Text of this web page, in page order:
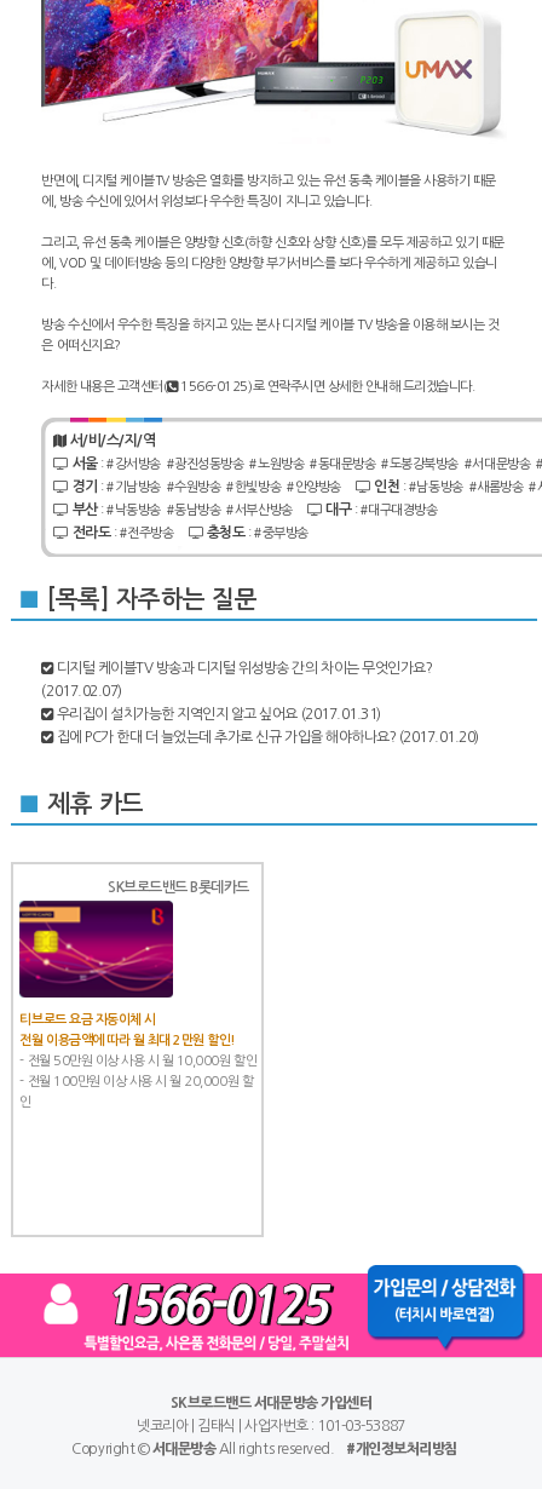
반면에, 디지털 케이블TV 방송은 열화를 방지하고 있는 유선 동축 케이블을 사용하기 때문
에, 방송 수신에 있어서 위성보다 우수한 특징이 지니고 있습니다.
그리고, 유선 동축 케이블은 양방향 신호(하향 신호와 상향 신호)를 모두 제공하고 있기 때문
에, VOD 및 데이터방송 등의 다양한 양방향 부가서비스를 보다 우수하게 제공하고 있습니
다.
방송 수신에서 우수한 특징을 하지고 있는 본사 디지털 케이블 TV 방송을 이용해 보시는 것
은 어떠신지요?
자세한 내용은 고객센터( 1566-0125)로 연락주시면 상세한 안내해 드리겠습니다.
서/비/스/지/역
서울: #강서방송 #광진성동방송 #노원방송 #동대문방송 #도봉강북방송 #서대문방송
경기 : #기남방송 #수원방송 #한빛방송 #안양방송 인천 : #남동방송 #새롬방송 #
부산: #낙동방송 #동남방송 #서부산방송 대구: #대구대경방송
전라도: #전주방송 충청도: #중부방송
■ [목록] 자주하는 질문
디지털 케이블TV 방송과 디지털 위성방송 간의 차이는 무엇인가요?
(2017.02.07)
우리집이 설치가능한 지역인지 알고 싶어요(2017.01.31)
집에 PC가 한대 더 늘었는데 추가로 신규 가입을 해야하나요? (2017.01.20)
■제휴 카드
SK브로드밴드 B롯데카드
티브로드 요금 자동이체 시
전월 이용금액에 따라 월 최대 2만원 할인!
- 전월 50만원 이상 사용 시 월 10,000원 할인
- 전월 100만원 이상 사용 시 월 20,000원 할
인
SK브로드밴드 서대문방송 가입센터
넷코리아 | 김태식 | 사업자번호 : 101-03-53887
Copyright ©서대문방송All rights reserved. #개인정보처리방침